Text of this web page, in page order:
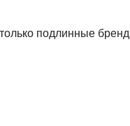
подлинные